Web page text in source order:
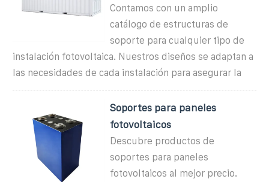
Contamos con un amplio
catálogo de estructuras de
soporte para cualquier tipo de
instalación fotovoltaica. Nuestros diseños se adaptan a
las necesidades de cada instalación para asegurar la
Soportes para paneles
fotovoltaicos
Descubre productos de
soportes para paneles
fotovoltaicos al mejor precio.